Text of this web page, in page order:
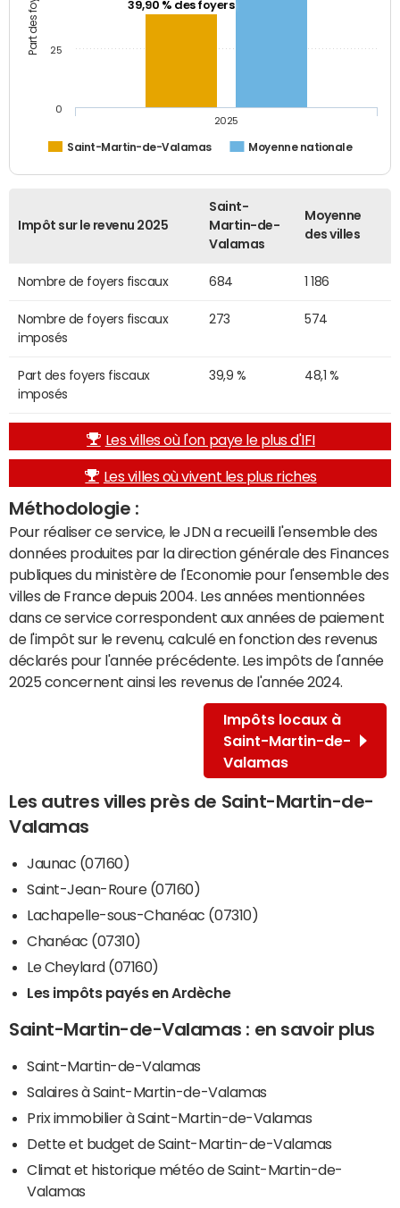
39,90 % des foyers
Saint-Martin-de-Valamas Moyenne nationale
2025
0
25
Impôt sur le revenu 2025
Saint-
Martin-de-
Valamas
Moyenne
des villes
Nombre de foyers fiscaux 684 1 186
Nombre de foyers fiscaux
imposés
273 574
Part des foyers fiscaux
imposés
39,9 % 48,1 %
Les villes où l'on paye le plus d'IFI
Les villes où vivent les plus riches
Méthodologie :
Pour réaliser ce service, le JDN a recueilli l'ensemble des
données produites par la direction générale des Finances
publiques du ministère de l'Economie pour l'ensemble des
villes de France depuis 2004. Les années mentionnées
dans ce service correspondent aux années de paiement
de l'impôt sur le revenu, calculé en fonction des revenus
déclarés pour l'année précédente. Les impôts de l'année
2025 concernent ainsi les revenus de l'année 2024.
Impôts locaux à
Saint-Martin-de-
Valamas
Les autres villes près de Saint-Martin-de-
Valamas
Jaunac (07160)
Saint-Jean-Roure (07160)
Lachapelle-sous-Chanéac (07310)
Chanéac (07310)
Le Cheylard (07160)
Les impôts payés en Ardèche
Saint-Martin-de-Valamas : en savoir plus
Saint-Martin-de-Valamas
Salaires à Saint-Martin-de-Valamas
Prix immobilier à Saint-Martin-de-Valamas
Dette et budget de Saint-Martin-de-Valamas
Climat et historique météo de Saint-Martin-de-
Valamas